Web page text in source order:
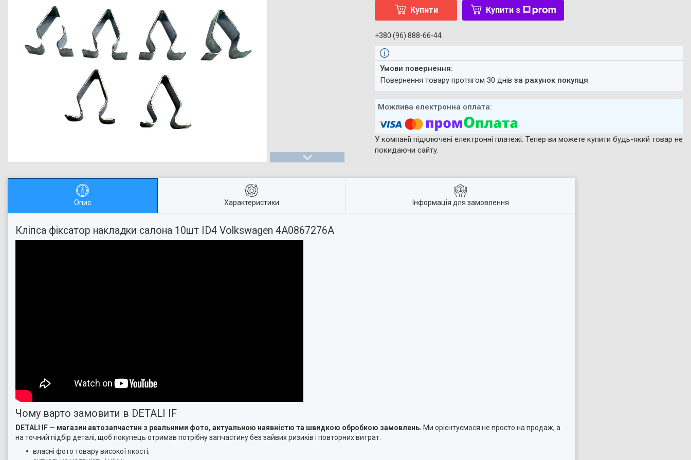
Купити Купити з
+380 (96) 888-66-44
повернення товару протягом 30 днівза рахунок покупця
У компанії підключені електронні платежі. Тепер ви можете купити будь-який товар не
покидаючи сайту.
Опис Характеристики Інформація для замовлення
Кліпса фіксатор накладки салона 10шт ID4 Volkswagen 4A0867276A
Чому варто замовити в DETALI IF
DETALI IF — магазин автозапчастин з реальними фото, актуальною наявністю та швидкою обробкою замовлень. Ми орієнтуємося не просто на продаж, а
на точний підбір деталі, щоб покупець отримав потрібну запчастину без зайвих ризиків і повторних витрат.
власні фото товару високої якості;